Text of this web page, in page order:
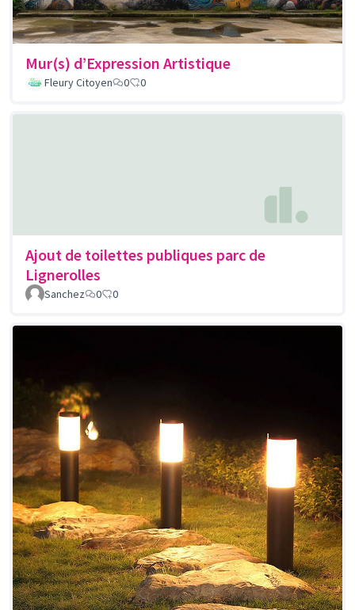
Mur(s) d’Expression Artistique
Fleury Citoyen 0 0
Ajout de toilettes publiques parc de
Lignerolles
Sanchez 0 0